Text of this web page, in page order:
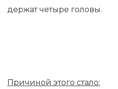
держат четыре головы.
Причиной этого стало: